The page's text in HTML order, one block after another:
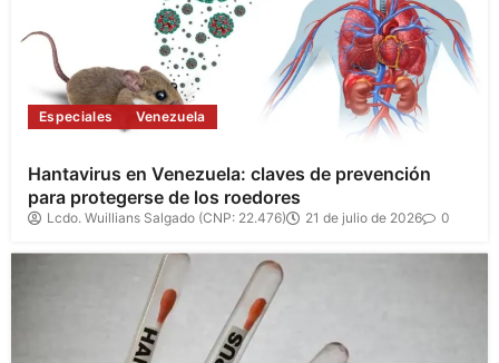
Especiales Venezuela
Hantavirus en Venezuela: claves de prevención
para protegerse de los roedores
Lcdo. Wuillians Salgado (CNP: 22.476) 21 de julio de 2026 0